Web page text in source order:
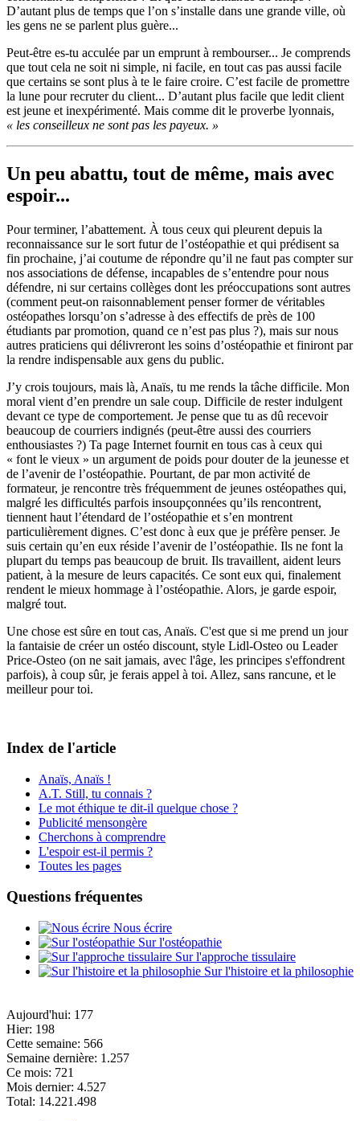
D’autant plus de temps que l’on s’installe dans une grande ville, où
les gens ne se parlent plus guère...
Peut-être es-tu acculée par un emprunt à rembourser... Je comprends
que tout cela ne soit ni simple, ni facile, en tout cas pas aussi facile
que certains se sont plus à te le faire croire. C’est facile de promettre
la lune pour recruter du client... D’autant plus facile que ledit client
est jeune et inexpérimenté. Mais comme dit le proverbe lyonnais,
« les conseilleux ne sont pas les payeux. »
Un peu abattu, tout de même, mais avec
espoir...
Pour terminer, l’abattement. À tous ceux qui pleurent depuis la
reconnaissance sur le sort futur de l’ostéopathie et qui prédisent sa
fin prochaine, j’ai coutume de répondre qu’il ne faut pas compter sur
nos associations de défense, incapables de s’entendre pour nous
défendre, ni sur certains collèges dont les préoccupations sont autres
(comment peut-on raisonnablement penser former de véritables
ostéopathes lorsqu’on s’adresse à des effectifs de près de 100
étudiants par promotion, quand ce n’est pas plus ?), mais sur nous
autres praticiens qui délivreront les soins d’ostéopathie et finiront par
la rendre indispensable aux gens du public.
J’y crois toujours, mais là, Anaïs, tu me rends la tâche difficile. Mon
moral vient d’en prendre un sale coup. Difficile de rester indulgent
devant ce type de comportement. Je pense que tu as dû recevoir
beaucoup de courriers indignés (peut-être aussi des courriers
enthousiastes ?) Ta page Internet fournit en tous cas à ceux qui
« font le vieux » un argument de poids pour douter de la jeunesse et
de l’avenir de l’ostéopathie. Pourtant, de par mon activité de
formateur, je rencontre très fréquemment de jeunes ostéopathes qui,
malgré les difficultés parfois insoupçonnées qu’ils rencontrent,
tiennent haut l’étendard de l’ostéopathie et s’en montrent
particulièrement dignes. C’est donc à eux que je préfère penser. Je
suis certain qu’en eux réside l’avenir de l’ostéopathie. Ils ne font la
plupart du temps pas beaucoup de bruit. Ils travaillent, aident leurs
patient, à la mesure de leurs capacités. Ce sont eux qui, finalement
rendent le mieux hommage à l’ostéopathie. Alors, je garde espoir,
malgré tout.
Une chose est sûre en tout cas, Anaïs. C'est que si me prend un jour
la fantaisie de créer un ostéo discount, style Lidl-Osteo ou Leader
Price-Osteo (on ne sait jamais, avec l'âge, les principes s'effondrent
parfois), à coup sûr, je ferais appel à toi. Allez, sans rancune, et le
meilleur pour toi.
Index de l'article
Anaïs, Anaïs !
A.T. Still, tu connais ?
Le mot éthique te dit-il quelque chose ?
Publicité mensongère
Cherchons à comprendre
L'espoir est-il permis ?
Toutes les pages
Questions fréquentes
Nous écrire
Sur l'ostéopathie
Sur l'approche tissulaire
Sur l'histoire et la philosophie
Aujourd'hui: 177
Hier: 198
Cette semaine: 566
Semaine dernière: 1.257
Ce mois: 721
Mois dernier: 4.527
Total: 14.221.498